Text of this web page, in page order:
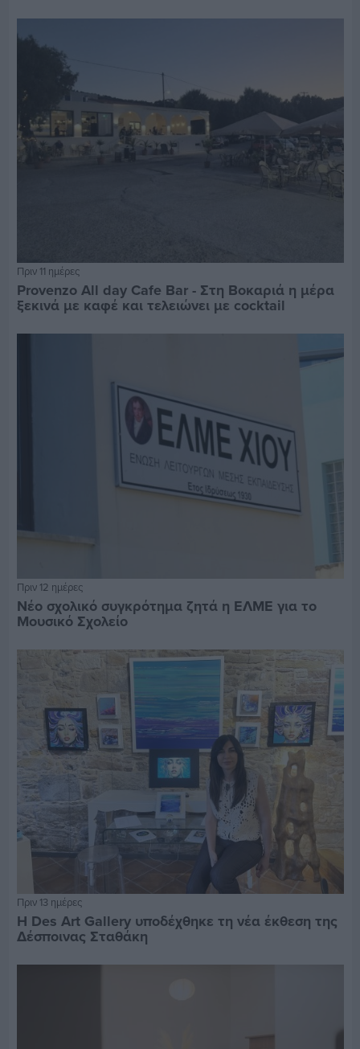
Πριν 11 ημέρες
Provenzo All day Cafe Bar - Στη Βοκαριά η μέρα
ξεκινά με καφέ και τελειώνει με cocktail
Πριν 12 ημέρες
Νέο σχολικό συγκρότημα ζητά η ΕΛΜΕ για το
Μουσικό Σχολείο
Πριν 13 ημέρες
Η Des Art Gallery υποδέχθηκε τη νέα έκθεση της
Δέσποινας Σταθάκη